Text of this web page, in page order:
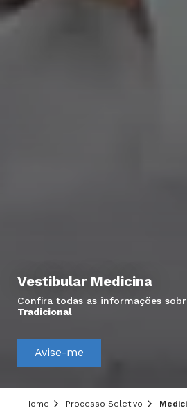
Vestibular Medicina
Confira todas as informações
Tradicional
Avise-me
Home Processo Seletivo